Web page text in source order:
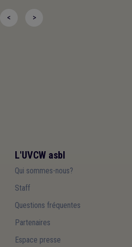
< >
L'UVCW asbl
Qui sommes-nous?
Staff
Questions fréquentes
Partenaires
Espace presse